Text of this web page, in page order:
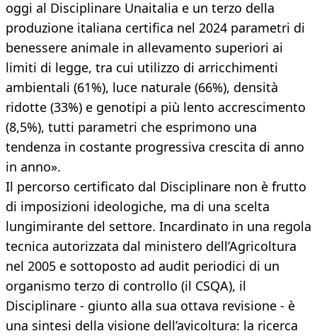
oggi al Disciplinare Unaitalia e un terzo della
produzione italiana certifica nel 2024 parametri di
benessere animale in allevamento superiori ai
limiti di legge, tra cui utilizzo di arricchimenti
ambientali (61%), luce naturale (66%), densità
ridotte (33%) e genotipi a più lento accrescimento
(8,5%), tutti parametri che esprimono una
tendenza in costante progressiva crescita di anno
in anno».
Il percorso certificato dal Disciplinare non è frutto
di imposizioni ideologiche, ma di una scelta
lungimirante del settore. Incardinato in una regola
tecnica autorizzata dal ministero dell’Agricoltura
nel 2005 e sottoposto ad audit periodici di un
organismo terzo di controllo (il CSQA), il
Disciplinare - giunto alla sua ottava revisione - è
una sintesi della visione dell’avicoltura: la ricerca